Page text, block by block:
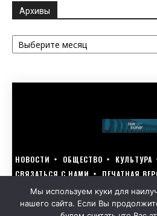
Архивы
Архивы
НОВОСТИ ОБЩЕСТВО КУЛЬТУРА
СВЯЗАТЬСЯ С НАМИ
ПЕЧАТНАЯ
ГОЛОСУЙ ЗА БЛАГОУСТРОЙСТВО
GOLOS-NAZRANI.RU ВСЕ ПРАВА
Мы используем куки для
нашего сайта. Если Вы